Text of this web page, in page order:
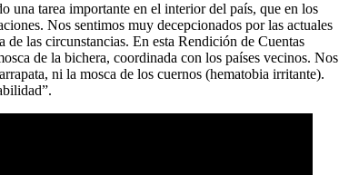
una tarea importante en el interior del país, que en los
Nos sentimos muy decepcionados por las actuales
las circunstancias. En esta Rendición de Cuentas
de la bichera, coordinada con los países vecinos. Nos
ni la mosca de los cuernos (hematobia irritante).